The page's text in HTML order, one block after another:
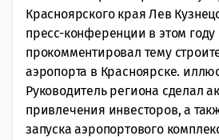
Красноярского края Лев
пресс-конференции в этом году
прокомментировал тему
аэропорта в Красноярске.
Руководитель региона сделал
привлечения инвесторов, а
запуска аэропортового